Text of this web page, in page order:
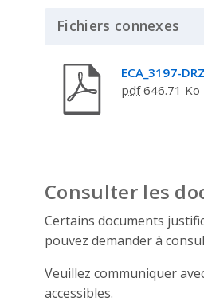
Fichiers connexes
ECA_3197-
pdf646.71 Ko
Consulter les
Certains documents
pouvez demander à
Veuillez communiquer
accessibles.